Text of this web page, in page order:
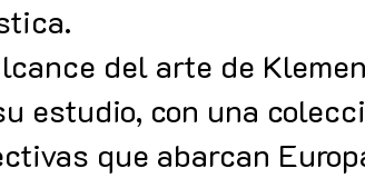
del arte de
estudio, con una
que abarcan